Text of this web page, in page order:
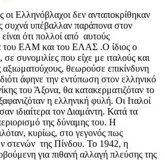
οι Ελληνόβλαχοι δεν ανταποκρίθηκαν
υπέβαλλαν παράπονα στον
ότι πολλοί από αυτούς
του ΕΑΜ και του ΕΛΑΣ .Ο ίδιος ο
συνομιλίες που είχε με ιταλούς και
αξιωματούχους, θεωρούσε επικίνδυνη
άφηνε την εντύπωση στον ελληνικό
του Άξονα, θα κατακερματιζόταν το
η ελληνική φυλή. Οι Ιταλοί
ιδιαίτερα τον Διαμάντη. Κατά τα
της δύναμης του. Η
κυρίως, στο γεγονός πως
στενών της Πίνδου. Το 1942, η
για πιθανή αλλαγή πλεύσης της